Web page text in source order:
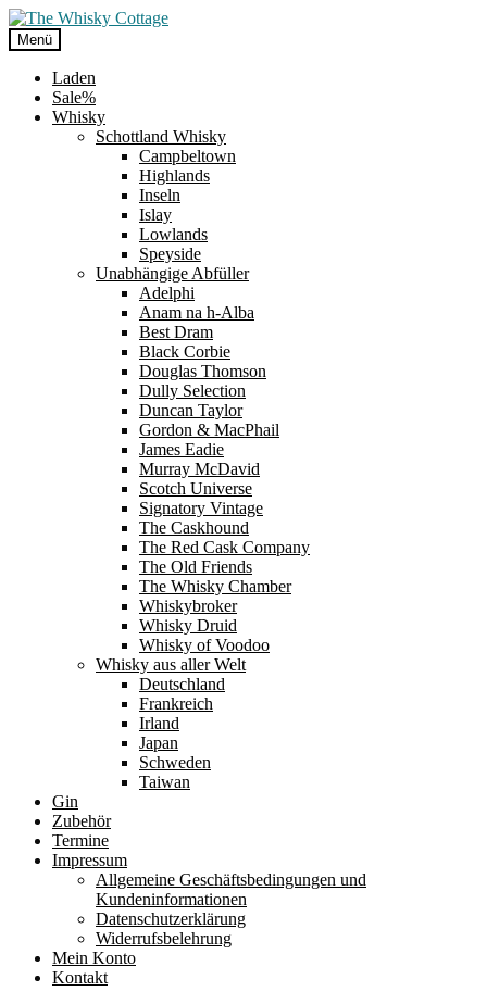
Zur
Navigation
springen
Zum
Inhalt
springen
Menü
Laden
Sale%
Whisky
Schottland Whisky
Campbeltown
Highlands
Inseln
Islay
Lowlands
Speyside
Unabhängige Abfüller
Adelphi
Anam na h-Alba
Best Dram
Black Corbie
Douglas Thomson
Dully Selection
Duncan Taylor
Gordon & MacPhail
James Eadie
Murray McDavid
Scotch Universe
Signatory Vintage
The Caskhound
The Red Cask Company
The Old Friends
The Whisky Chamber
Whiskybroker
Whisky Druid
Whisky of Voodoo
Whisky aus aller Welt
Deutschland
Frankreich
Irland
Japan
Schweden
Taiwan
Gin
Zubehör
Termine
Impressum
Allgemeine Geschäftsbedingungen und
Kundeninformationen
Datenschutzerklärung
Widerrufsbelehrung
Mein Konto
Kontakt